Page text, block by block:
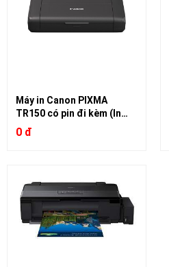
Máy in Canon PIXMA
TR150 có pin đi kèm (In
phun màu)
0 đ